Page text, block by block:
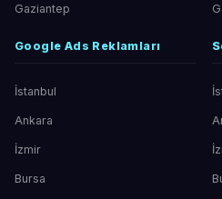
Gaziantep
Google Ads Reklamları
İstanbul
Ankara
İzmir
Bursa